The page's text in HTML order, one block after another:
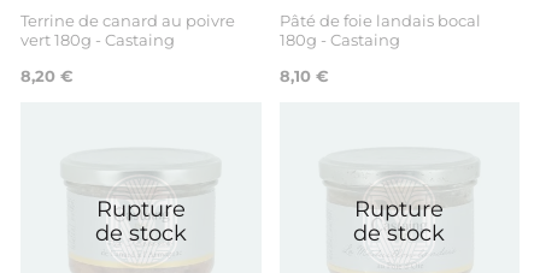
Terrine de canard au poivre
vert 180g - Castaing
8,20 €
Pâté de foie landais bocal
180g - Castaing
8,10 €
Rupture
de stock
Rupture
de stock